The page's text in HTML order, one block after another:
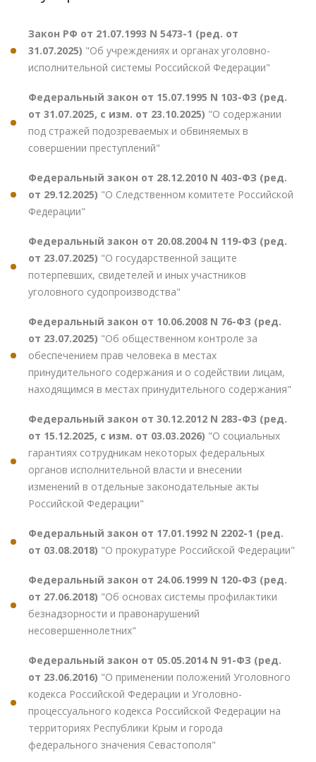
Закон РФ от 21.07.1993 N 5473-1 (ред. от
31.07.2025) "Об учреждениях и органах уголовно-
исполнительной системы Российской Федерации"
Федеральный закон от 15.07.1995 N 103-ФЗ (ред.
от 31.07.2025, с изм. от 23.10.2025) "О содержании
под стражей подозреваемых и обвиняемых в
совершении преступлений"
Федеральный закон от 28.12.2010 N 403-ФЗ (ред.
от 29.12.2025) "О Следственном комитете Российской
Федерации"
Федеральный закон от 20.08.2004 N 119-ФЗ (ред.
от 23.07.2025) "О государственной защите
потерпевших, свидетелей и иных участников
уголовного судопроизводства"
Федеральный закон от 10.06.2008 N 76-ФЗ (ред.
от 23.07.2025) "Об общественном контроле за
обеспечением прав человека в местах
принудительного содержания и о содействии лицам,
находящимся в местах принудительного содержания"
Федеральный закон от 30.12.2012 N 283-ФЗ (ред.
от 15.12.2025, с изм. от 03.03.2026) "О социальных
гарантиях сотрудникам некоторых федеральных
органов исполнительной власти и внесении
изменений в отдельные законодательные акты
Российской Федерации"
Федеральный закон от 17.01.1992 N 2202-1 (ред.
от 03.08.2018) "О прокуратуре Российской Федерации"
Федеральный закон от 24.06.1999 N 120-ФЗ (ред.
от 27.06.2018) "Об основах системы профилактики
безнадзорности и правонарушений
несовершеннолетних"
Федеральный закон от 05.05.2014 N 91-ФЗ (ред.
от 23.06.2016) "О применении положений Уголовного
кодекса Российской Федерации и Уголовно-
процессуального кодекса Российской Федерации на
территориях Республики Крым и города
федерального значения Севастополя"